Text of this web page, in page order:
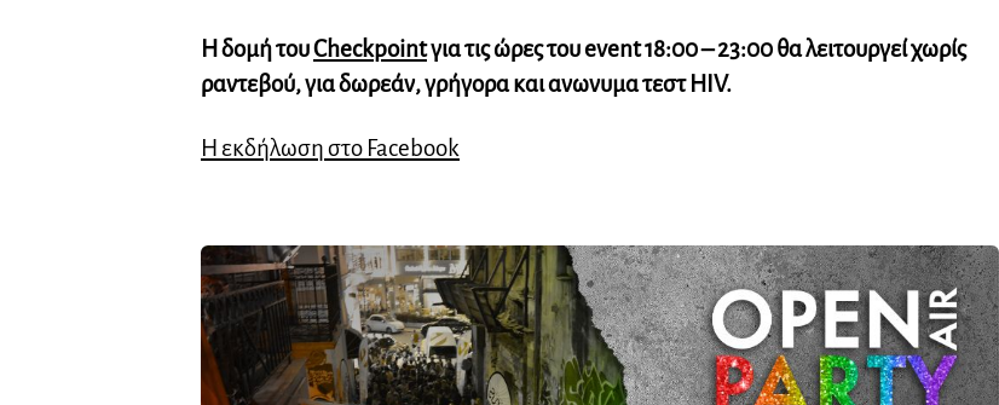
Η δομή τουCheckpointγια τις ώρες του event 18:00 – 23:00 θα λειτουργεί χωρίς
ραντεβού, για δωρεάν, γρήγορα και ανωνυμα τεστ HIV.
Η εκδήλωση στο Facebook